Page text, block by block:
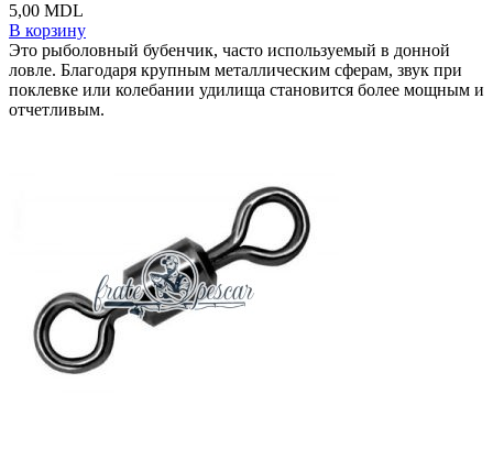
5,00 MDL
В корзину
Это рыболовный бубенчик, часто используемый в донной
ловле. Благодаря крупным металлическим сферам, звук при
поклевке или колебании удилища становится более мощным и
отчетливым.